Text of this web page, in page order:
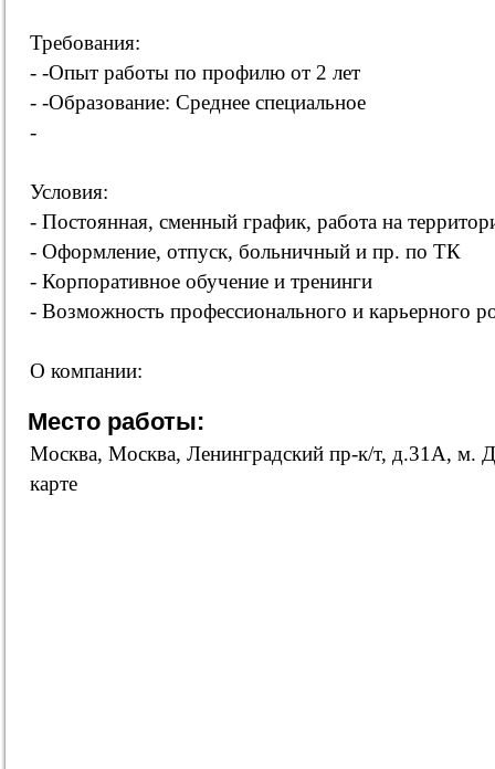
Требования:
- -Опыт работы по профилю от 2 лет
- -Образование: Среднее специальное
-
Условия:
- Постоянная, сменный график, работа на
- Оформление, отпуск, больничный и пр. по ТК
- Корпоративное обучение и тренинги
- Возможность профессионального и карьерного
О компании:
Место работы:
Москва, Москва, Ленинградский пр-к/т, д.31А, м.
карте